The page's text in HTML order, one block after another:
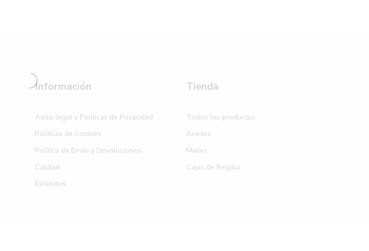
Información
Aviso legal y Políticas de Privacidad
Políticas de Cookies
Política de Envío y Devoluciones
Calidad
Estatutos
Tienda
Todos los productos
Aceites
Mieles
Cajas de Regalo